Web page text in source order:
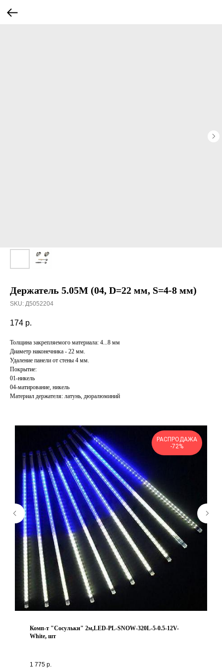
Держатель 5.05М (04, D=22 мм, S=4-8 мм)
SKU: Д5052204
174 р.
Толщина закрепляемого материала: 4...8 мм
Диаметр наконечника - 22 мм.
Удаление панели от стены 4 мм.
Покрытие:
01-никель
04-матирование, никель
Материал держателя: латунь, дюралюминий
РАСПРОДАЖА
-72%
Комп-т "Сосульки" 2м,LED-PL-SNOW-320L-5-0.5-12V-
White, шт
1 775 р.